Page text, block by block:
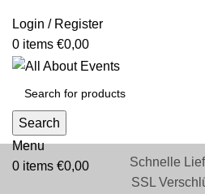
Login / Register
0 items €0,00
Search
Menu
0 items €0,00
Schnelle
SSL